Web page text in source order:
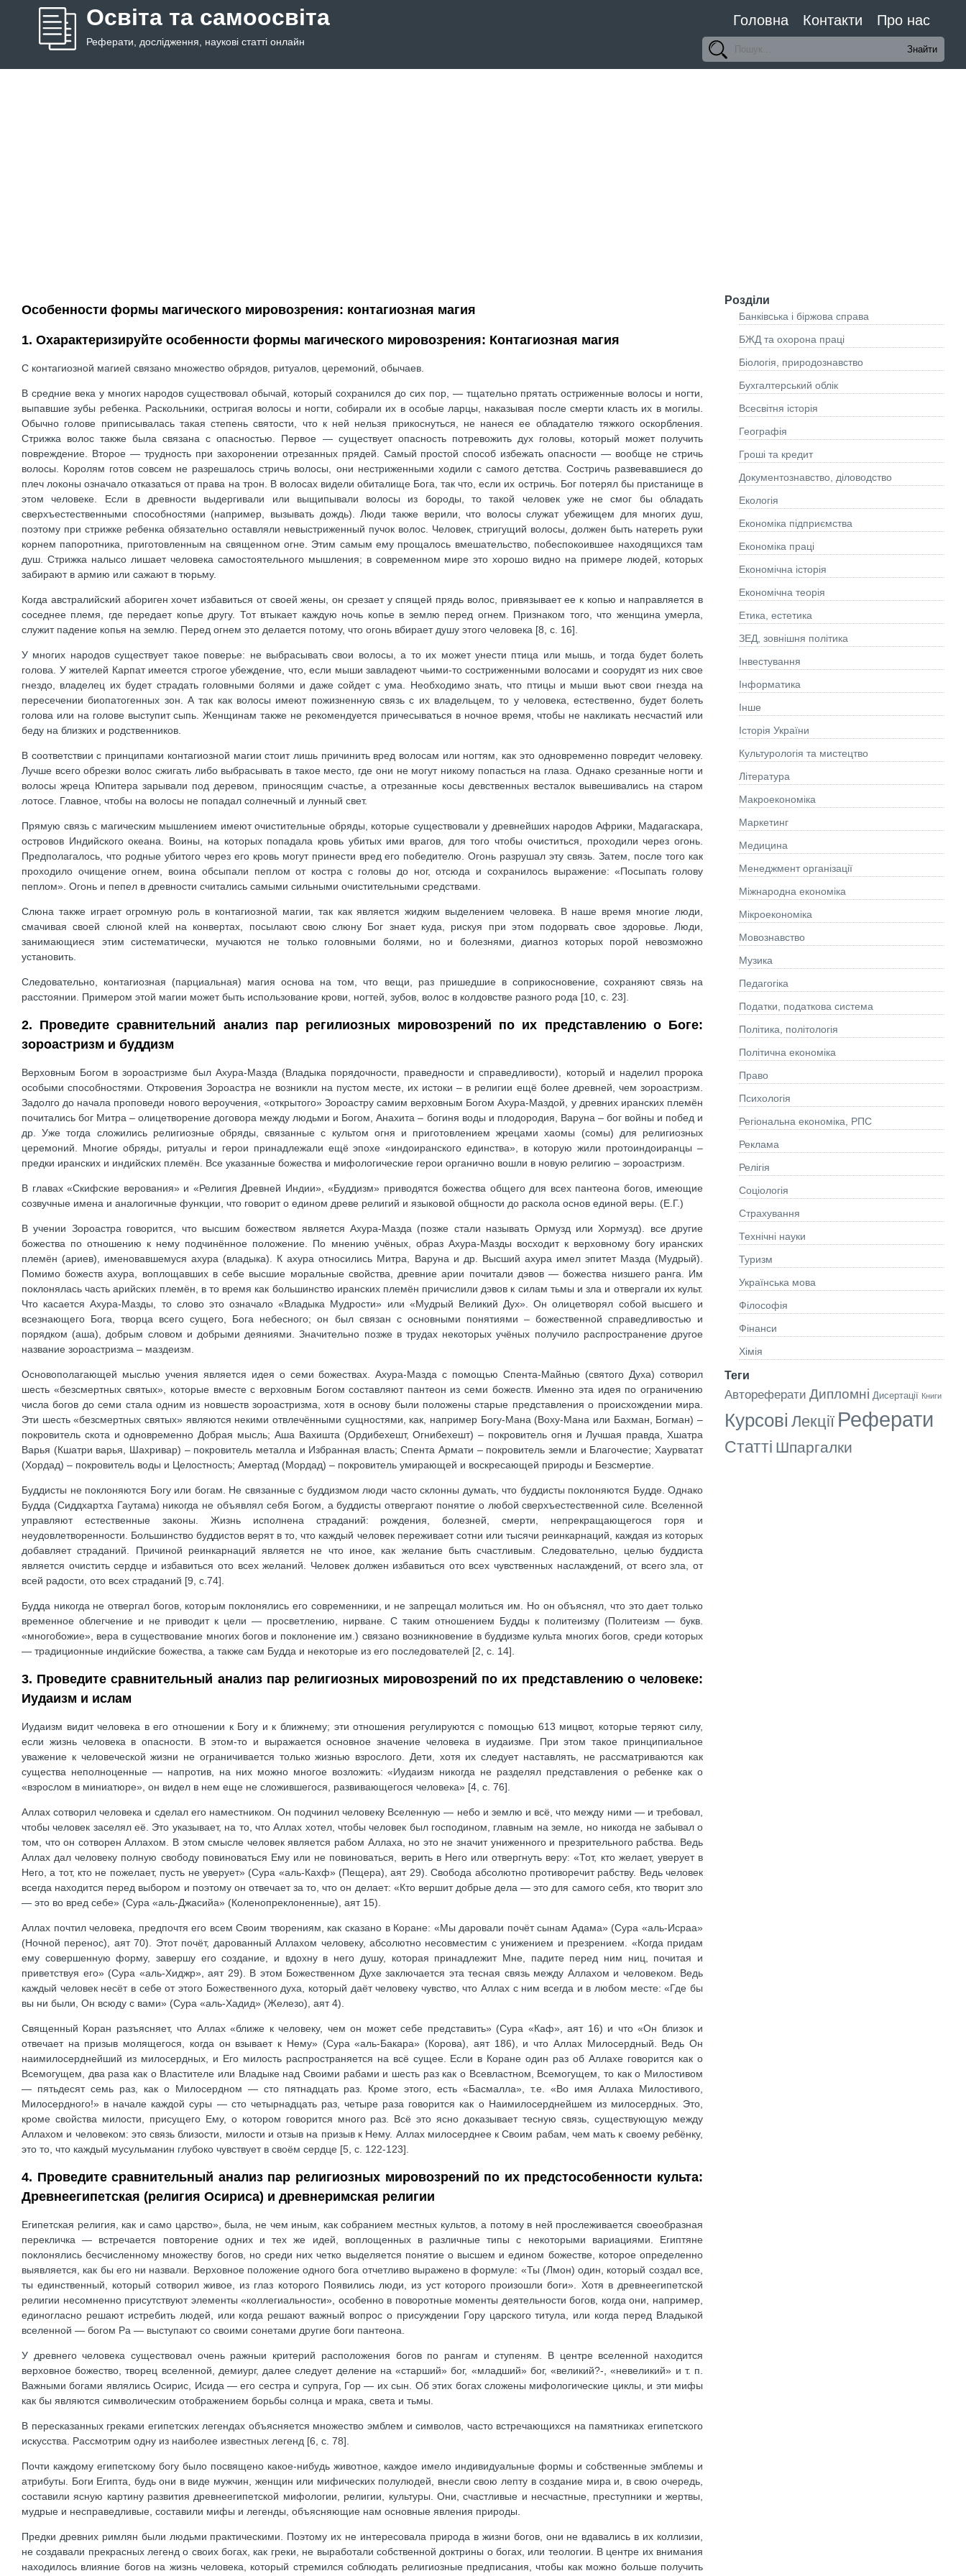
Освіта та самоосвіта
Реферати, дослідження, наукові статті онлайн
Головна Контакти Про нас
Особенности формы магического мировозрения: контагиозная магия
1. Охарактеризируйте особенности формы магического мировозрения: Контагиозная магия
С контагиозной магией связано множество обрядов, ритуалов, церемоний, обычаев.
В средние века у многих народов существовал обычай, который сохранился до сих пор, — тщательно прятать остриженные волосы и ногти,
выпавшие зубы ребенка. Раскольники, остригая волосы и ногти, собирали их в особые ларцы, наказывая после смерти класть их в могилы.
Обычно голове приписывалась такая степень святости, что к ней нельзя прикоснуться, не нанеся ее обладателю тяжкого оскорбления.
Стрижка волос также была связана с опасностью. Первое — существует опасность потревожить дух головы, который может получить
повреждение. Второе — трудность при захоронении отрезанных прядей. Самый простой способ избежать опасности — вообще не стричь
волосы. Королям готов совсем не разрешалось стричь волосы, они нестриженными ходили с самого детства. Состричь развевавшиеся до
плеч локоны означало отказаться от права на трон. В волосах видели обиталище Бога, так что, если их остричь. Бог потерял бы пристанище в
этом человеке. Если в древности выдергивали или выщипывали волосы из бороды, то такой человек уже не смог бы обладать
сверхъестественными способностями (например, вызывать дождь). Люди также верили, что волосы служат убежищем для многих душ,
поэтому при стрижке ребенка обязательно оставляли невыстриженный пучок волос. Человек, стригущий волосы, должен быть натереть руки
корнем папоротника, приготовленным на священном огне. Этим самым ему прощалось вмешательство, побеспокоившее находящихся там
душ. Стрижка налысо лишает человека самостоятельного мышления; в современном мире это хорошо видно на примере людей, которых
забирают в армию или сажают в тюрьму.
Когда австралийский абориген хочет избавиться от своей жены, он срезает у спящей прядь волос, привязывает ее к копью и направляется в
соседнее племя, где передает копье другу. Тот втыкает каждую ночь копье в землю перед огнем. Признаком того, что женщина умерла,
служит падение копья на землю. Перед огнем это делается потому, что огонь вбирает душу этого человека [8, c. 16].
У многих народов существует такое поверье: не выбрасывать свои волосы, а то их может унести птица или мышь, и тогда будет болеть
голова. У жителей Карпат имеется строгое убеждение, что, если мыши завладеют чьими-то состриженными волосами и соорудят из них свое
гнездо, владелец их будет страдать головными болями и даже сойдет с ума. Необходимо знать, что птицы и мыши вьют свои гнезда на
пересечении биопатогенных зон. А так как волосы имеют пожизненную связь с их владельцем, то у человека, естественно, будет болеть
голова или на голове выступит сыпь. Женщинам также не рекомендуется причесываться в ночное время, чтобы не накликать несчастий или
беду на близких и родственников.
В соответствии с принципами контагиозной магии стоит лишь причинить вред волосам или ногтям, как это одновременно повредит человеку.
Лучше всего обрезки волос сжигать либо выбрасывать в такое место, где они не могут никому попасться на глаза. Однако срезанные ногти и
волосы жреца Юпитера зарывали под деревом, приносящим счастье, а отрезанные косы девственных весталок вывешивались на старом
лотосе. Главное, чтобы на волосы не попадал солнечный и лунный свет.
Прямую связь с магическим мышлением имеют очистительные обряды, которые существовали у древнейших народов Африки, Мадагаскара,
островов Индийского океана. Воины, на которых попадала кровь убитых ими врагов, для того чтобы очиститься, проходили через огонь.
Предполагалось, что родные убитого через его кровь могут принести вред его победителю. Огонь разрушал эту связь. Затем, после того как
проходило очищение огнем, воина обсыпали пеплом от костра с головы до ног, отсюда и сохранилось выражение: «Посыпать голову
пеплом». Огонь и пепел в древности считались самыми сильными очистительными средствами.
Слюна также играет огромную роль в контагиозной магии, так как является жидким выделением человека. В наше время многие люди,
смачивая своей слюной клей на конвертах, посылают свою слюну Бог знает куда, рискуя при этом подорвать свое здоровье. Люди,
занимающиеся этим систематически, мучаются не только головными болями, но и болезнями, диагноз которых порой невозможно
установить.
Следовательно, контагиозная (парциальная) магия основа на том, что вещи, раз пришедшие в соприкосновение, сохраняют связь на
расстоянии. Примером этой магии может быть использование крови, ногтей, зубов, волос в колдовстве разного рода [10, c. 23].
2. Проведите сравнительний анализ пар регилиозных мировозрений по их представлению о Боге:
зороастризм и буддизм
Верховным Богом в зороастризме был Ахура-Мазда (Владыка порядочности, праведности и справедливости), который и наделил пророка
особыми способностями. Откровения Зороастра не возникли на пустом месте, их истоки – в религии ещё более древней, чем зороастризм.
Задолго до начала проповеди нового вероучения, «открытого» Зороастру самим верховным Богом Ахура-Маздой, у древних иранских племён
почитались бог Митра – олицетворение договора между людьми и Богом, Анахита – богиня воды и плодородия, Варуна – бог войны и побед и
др. Уже тогда сложились религиозные обряды, связанные с культом огня и приготовлением жрецами хаомы (сомы) для религиозных
церемоний. Многие обряды, ритуалы и герои принадлежали ещё эпохе «индоиранского единства», в которую жили протоиндоиранцы –
предки иранских и индийских племён. Все указанные божества и мифологические герои органично вошли в новую религию – зороастризм.
В главах «Скифские верования» и «Религия Древней Индии», «Буддизм» приводятся божества общего для всех пантеона богов, имеющие
созвучные имена и аналогичные функции, что говорит о едином древе религий и языковой общности до раскола основ единой веры. (Е.Г.)
В учении Зороастра говорится, что высшим божеством является Ахура-Мазда (позже стали называть Ормузд или Хормузд). все другие
божества по отношению к нему подчинённое положение. По мнению учёных, образ Ахура-Мазды восходит к верховному богу иранских
племён (ариев), именовавшемуся ахура (владыка). К ахура относились Митра, Варуна и др. Высший ахура имел эпитет Мазда (Мудрый).
Помимо божеств ахура, воплощавших в себе высшие моральные свойства, древние арии почитали дэвов — божества низшего ранга. Им
поклонялась часть арийских племён, в то время как большинство иранских племён причислили дэвов к силам тьмы и зла и отвергали их культ.
Что касается Ахура-Мазды, то слово это означало «Владыка Мудрости» или «Мудрый Великий Дух». Он олицетворял собой высшего и
всезнающего Бога, творца всего сущего, Бога небесного; он был связан с основными понятиями – божественной справедливостью и
порядком (аша), добрым словом и добрыми деяниями. Значительно позже в трудах некоторых учёных получило распространение другое
название зороастризма – маздеизм.
Основополагающей мыслью учения является идея о семи божествах. Ахура-Мазда с помощью Спента-Майнью (святого Духа) сотворил
шесть «безсмертных святых», которые вместе с верховным Богом составляют пантеон из семи божеств. Именно эта идея по ограничению
числа богов до семи стала одним из новшеств зороастризма, хотя в основу были положены старые представления о происхождении мира.
Эти шесть «безсмертных святых» являются некими отвлечёнными сущностями, как, например Богу-Мана (Воху-Мана или Бахман, Богман) –
покровитель скота и одновременно Добрая мысль; Аша Вахишта (Ордибехешт, Огнибехешт) – покровитель огня и Лучшая правда, Хшатра
Варья (Кшатри варья, Шахривар) – покровитель металла и Избранная власть; Спента Армати – покровитель земли и Благочестие; Хаурватат
(Хордад) – покровитель воды и Целостность; Амертад (Мордад) – покровитель умирающей и воскресающей природы и Безсмертие.
Буддисты не поклоняются Богу или богам. Не связанные с буддизмом люди часто склонны думать, что буддисты поклоняются Будде. Однако
Будда (Сиддхартха Гаутама) никогда не объявлял себя Богом, а буддисты отвергают понятие о любой сверхъестественной силе. Вселенной
управляют естественные законы. Жизнь исполнена страданий: рождения, болезней, смерти, непрекращающегося горя и
неудовлетворенности. Большинство буддистов верят в то, что каждый человек переживает сотни или тысячи реинкарнаций, каждая из которых
добавляет страданий. Причиной реинкарнаций является не что иное, как желание быть счастливым. Следовательно, целью буддиста
является очистить сердце и избавиться ото всех желаний. Человек должен избавиться ото всех чувственных наслаждений, от всего зла, от
всей радости, ото всех страданий [9, c.74].
Будда никогда не отвергал богов, которым поклонялись его современники, и не запрещал молиться им. Но он объяснял, что это дает только
временное облегчение и не приводит к цели — просветлению, нирване. С таким отношением Будды к политеизму (Политеизм — букв.
«многобожие», вера в существование многих богов и поклонение им.) связано возникновение в буддизме культа многих богов, среди которых
— традиционные индийские божества, а также сам Будда и некоторые из его последователей [2, c. 14].
3. Проведите сравнительный анализ пар религиозных мировозрений по их представлению о человеке:
Иудаизм и ислам
Иудаизм видит человека в его отношении к Богу и к ближнему; эти отношения регулируются с помощью 613 мицвот, которые теряют силу,
если жизнь человека в опасности. В этом-то и выражается основное значение человека в иудаизме. При этом такое принципиальное
уважение к человеческой жизни не ограничивается только жизнью взрослого. Дети, хотя их следует наставлять, не рассматриваются как
существа неполноценные — напротив, на них можно многое возложить: «Иудаизм никогда не разделял представления о ребенке как о
«взрослом в миниатюре», он видел в нем еще не сложившегося, развивающегося человека» [4, c. 76].
Аллах сотворил человека и сделал его наместником. Он подчинил человеку Вселенную — небо и землю и всё, что между ними — и требовал,
чтобы человек заселял её. Это указывает, на то, что Аллах хотел, чтобы человек был господином, главным на земле, но никогда не забывал о
том, что он сотворен Аллахом. В этом смысле человек является рабом Аллаха, но это не значит униженного и презрительного рабства. Ведь
Аллах дал человеку полную свободу повиноваться Ему или не повиноваться, верить в Него или отвергнуть веру: «Тот, кто желает, уверует в
Него, а тот, кто не пожелает, пусть не уверует» (Сура «аль-Кахф» (Пещера), аят 29). Свобода абсолютно противоречит рабству. Ведь человек
всегда находится перед выбором и поэтому он отвечает за то, что он делает: «Кто вершит добрые дела — это для самого себя, кто творит зло
— это во вред себе» (Сура «аль-Джасийа» (Коленопреклоненные), аят 15).
Аллах почтил человека, предпочтя его всем Своим творениям, как сказано в Коране: «Мы даровали почёт сынам Адама» (Сура «аль-Исраа»
(Ночной перенос), аят 70). Этот почёт, дарованный Аллахом человеку, абсолютно несовместим с унижением и презрением. «Когда придам
ему совершенную форму, завершу его создание, и вдохну в него душу, которая принадлежит Мне, падите перед ним ниц, почитая и
приветствуя его» (Сура «аль-Хиджр», аят 29). В этом Божественном Духе заключается эта тесная связь между Аллахом и человеком. Ведь
каждый человек несёт в себе от этого Божественного духа, который даёт человеку чувство, что Аллах с ним всегда и в любом месте: «Где бы
вы ни были, Он всюду с вами» (Сура «аль-Хадид» (Железо), аят 4).
Священный Коран разъясняет, что Аллах «ближе к человеку, чем он может себе представить» (Сура «Каф», аят 16) и что «Он близок и
отвечает на призыв молящегося, когда он взывает к Нему» (Сура «аль-Бакара» (Корова), аят 186), и что Аллах Милосердный. Ведь Он
наимилосерднейший из милосердных, и Его милость распространяется на всё сущее. Если в Коране один раз об Аллахе говорится как о
Всемогущем, два раза как о Властителе или Владыке над Своими рабами и шесть раз как о Всевластном, Всемогущем, то как о Милостивом
— пятьдесят семь раз, как о Милосердном — сто пятнадцать раз. Кроме этого, есть «Басмалла», т.е. «Во имя Аллаха Милостивого,
Милосердного!» в начале каждой суры — сто четырнадцать раз, четыре раза говорится как о Наимилосерднейшем из милосердных. Это,
кроме свойства милости, присущего Ему, о котором говорится много раз. Всё это ясно доказывает тесную связь, существующую между
Аллахом и человеком: это связь близости, милости и отзыв на призыв к Нему. Аллах милосерднее к Своим рабам, чем мать к своему ребёнку,
это то, что каждый мусульманин глубоко чувствует в своём сердце [5, c. 122-123].
4. Проведите сравнительный анализ пар религиозных мировозрений по их предстособенности культа:
Древнеегипетская (религия Осириса) и древнеримская религии
Египетская религия, как и само царство», была, не чем иным, как собранием местных культов, а потому в ней прослеживается своеобразная
перекличка — встречается повторение одних и тех же идей, воплощенных в различные типы с некоторыми вариациями. Египтяне
поклонялись бесчисленному множеству богов, но среди них четко выделяется понятие о высшем и едином божестве, которое определенно
выявляется, как бы его ни назвали. Верховное положение одного бога отчетливо выражено в формуле: «Ты (Лмон) один, который создал все,
ты единственный, который сотворил живое, из глаз которого Появились люди, из уст которого произошли боги». Хотя в древнеегипетской
религии несомненно присутствуют элементы «коллегиальности», особенно в поворотные моменты деятельности богов, когда они, например,
единогласно решают истребить людей, или когда решают важный вопрос о присуждении Гору царского титула, или когда перед Владыкой
вселенной — богом Ра — выступают со своими сонетами другие боги пантеона.
У древнего человека существовал очень ражныи критерий расположения богов по рангам и ступеням. В центре вселенной находится
верховное божество, творец вселенной, демиург, далее следует деление на «старший» бог, «младший» бог, «великий?-, «невеликий» и т. п.
Важными богами являлись Осирис, Исида — его сестра и супруга, Гор — их сын. Об этих богах сложены мифологические циклы, и эти мифы
как бы являются символическим отображением борьбы солнца и мрака, света и тьмы.
В пересказанных греками египетских легендах объясняется множество эмблем и символов, часто встречающихся на памятниках египетского
искусства. Рассмотрим одну из наиболее известных легенд [6, c. 78].
Почти каждому египетскому богу было посвящено какое-нибудь животное, каждое имело индивидуальные формы и собственные эмблемы и
атрибуты. Боги Египта, будь они в виде мужчин, женщин или мифических полулюдей, внесли свою лепту в создание мира и, в свою очередь,
составили ясную картину развития древнеегипетской мифологии, религии, культуры. Они, счастливые и несчастные, преступники и жертвы,
мудрые и несправедливые, составили мифы и легенды, объясняющие нам основные явления природы.
Предки древних римлян были людьми практическими. Поэтому их не интересовала природа в жизни богов, они не вдавались в их коллизии,
не создавали прекрасных легенд о своих богах, как греки, не выработали собственной доктрины о богах, или теологии. В центре их внимания
находилось влияние богов на жизнь человека, который стремился соблюдать религиозные предписания, чтобы как можно больше получить
Розділи
Банківська і біржова справа
БЖД та охорона праці
Біологія, природознавство
Бухгалтерський облік
Всесвітня історія
Географія
Гроші та кредит
Документознавство, діловодство
Екологія
Економіка підприємства
Економіка праці
Економічна історія
Економічна теорія
Етика, естетика
ЗЕД, зовнішня політика
Інвестування
Інформатика
Інше
Історія України
Культурологія та мистецтво
Літературa
Макроекономіка
Маркетинг
Медицина
Менеджмент організації
Міжнародна економіка
Мікроекономіка
Мовознавство
Музика
Педагогіка
Податки, податкова система
Політика, політологія
Політична економіка
Право
Психологія
Регіональна економіка, РПС
Реклама
Релігія
Соціологія
Страхування
Технічні науки
Туризм
Українська мова
Філософія
Фінанси
Хімія
Теги
Автореферати Дипломні Дисертації Книги
Курсові Лекції Реферати
Статті Шпаргалки